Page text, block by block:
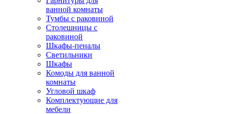
ванной комнаты
Тумбы с раковиной
Столешницы с
раковиной
Шкафы-пеналы
Светильники
Шкафы
Комоды для ванной
комнаты
Угловой шкаф
Комплектующие для
мебели